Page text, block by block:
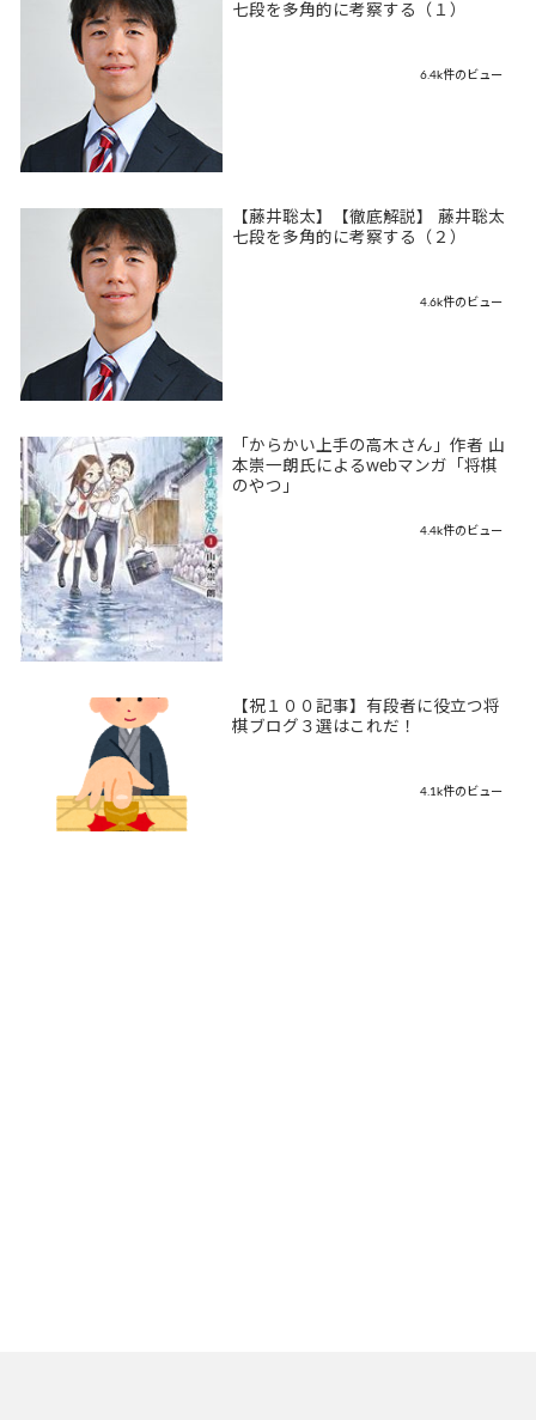
七段を多角的に考察する（１）
6.4k件のビュー
【藤井聡太】【徹底解説】 藤井聡太
七段を多角的に考察する（２）
4.6k件のビュー
「からかい上手の高木さん」作者 山
本崇一朗氏によるwebマンガ「将棋
のやつ」
4.4k件のビュー
【祝１００記事】有段者に役立つ将
棋ブログ３選はこれだ！
4.1k件のビュー